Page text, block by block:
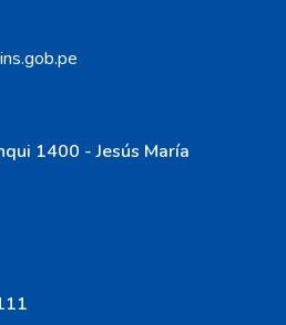
1400 - Jesús María